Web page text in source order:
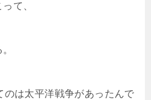
て、
は太平洋戦争があったんで